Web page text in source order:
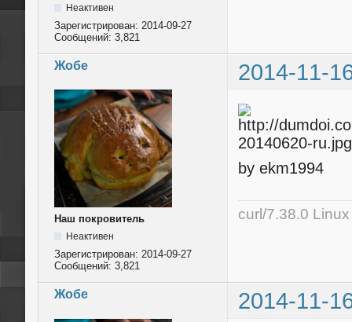
Неактивен
Зарегистрирован: 2014-09-27
Сообщений: 3,821
Жобе 2014-11-
Наш покровитель
Неактивен
Зарегистрирован: 2014-09-27
Сообщений: 3,821
by ekm1994
curl/7.38.0
Жобе 2014-11-